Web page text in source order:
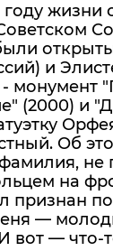
жизни
и
монумент
(2000) и
Об
не
на
признан
—
вот —